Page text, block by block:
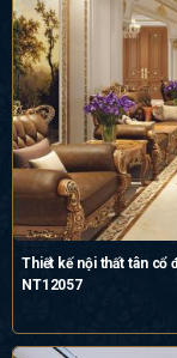
Thiết kế nội thất tân cổ
NT12057